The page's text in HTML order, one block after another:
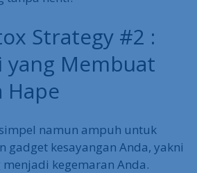
Strategy #2 :
yang Membuat
Hape
namun ampuh untuk
gadget kesayangan Anda, yakni
kegemaran Anda.